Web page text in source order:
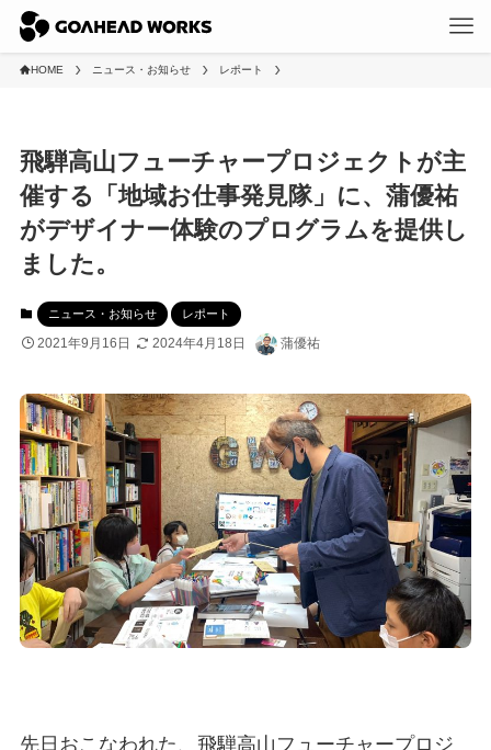
HOME ニュース・お知らせ レポート
飛騨高山フューチャープロジェクトが主
催する「地域お仕事発見隊」に、蒲優祐
がデザイナー体験のプログラムを提供し
ました。
ニュース・お知らせ レポート
2021年9月16日 2024年4月18日 蒲優祐
先日おこなわれた、飛騨高山フューチャープロジ